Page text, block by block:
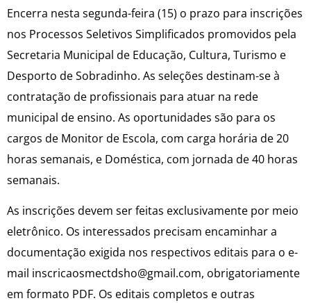
Encerra nesta segunda-feira (15) o prazo para inscrições
nos Processos Seletivos Simplificados promovidos pela
Secretaria Municipal de Educação, Cultura, Turismo e
Desporto de Sobradinho. As seleções destinam-se à
contratação de profissionais para atuar na rede
municipal de ensino. As oportunidades são para os
cargos de Monitor de Escola, com carga horária de 20
horas semanais, e Doméstica, com jornada de 40 horas
semanais.
As inscrições devem ser feitas exclusivamente por meio
eletrônico. Os interessados precisam encaminhar a
documentação exigida nos respectivos editais para o e-
mail inscricaosmectdsho@gmail.com, obrigatoriamente
em formato PDF. Os editais completos e outras